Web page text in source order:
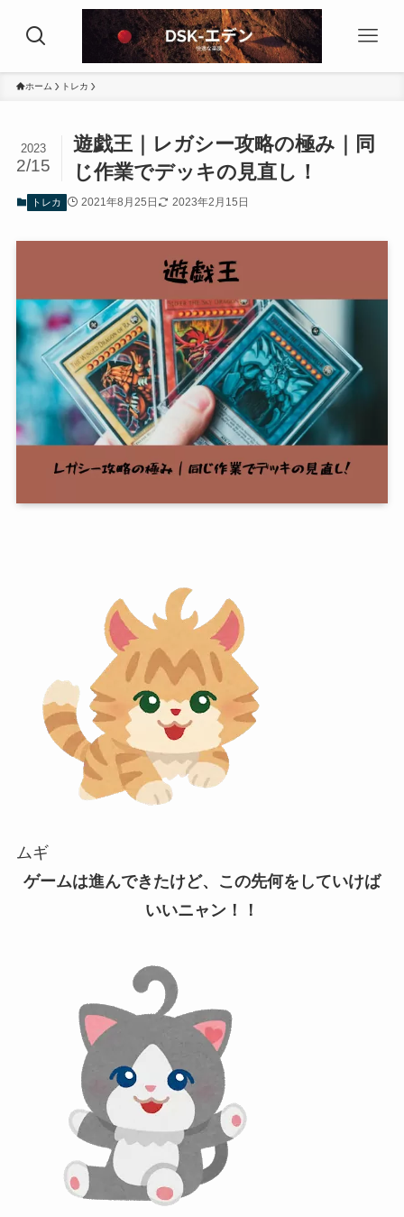
ホーム トレカ
遊戯王｜レガシー攻略の極み｜同
じ作業でデッキの見直し！
2023
2/15
トレカ 2021年8月25日 2023年2月15日
ムギ
ゲームは進んできたけど、この先何をしていけば
いいニャン！！